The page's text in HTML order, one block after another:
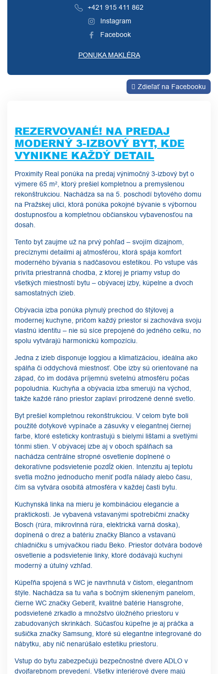
+421 915 411 862
Instagram
Facebook
PONUKA MAKLÉRA
Zdieľať na Facebooku
REZERVOVANÉ! NA PREDAJ
MODERNÝ 3-IZBOVÝ BYT, KDE
VYNIKNE KAŽDÝ DETAIL
Proximity Real ponúka na predaj výnimočný 3-izbový byt o
výmere 65 m², ktorý prešiel kompletnou a premyslenou
rekonštrukciou. Nachádza sa na 5. poschodí bytového domu
na Pražskej ulici, ktorá ponúka pokojné bývanie s výbornou
dostupnosťou a kompletnou občianskou vybavenosťou na
dosah.
Tento byt zaujme už na prvý pohľad – svojím dizajnom,
precíznymi detailmi aj atmosférou, ktorá spája komfort
moderného bývania s nadčasovou estetikou. Po vstupe vás
privíta priestranná chodba, z ktorej je priamy vstup do
všetkých miestností bytu – obývacej izby, kúpelne a dvoch
samostatných izieb.
Obývacia izba ponúka plynulý prechod do štýlovej a
modernej kuchyne, pričom každý priestor si zachováva svoju
vlastnú identitu – nie sú síce prepojené do jedného celku, no
spolu vytvárajú harmonickú kompozíciu.
Jedna z izieb disponuje loggiou a klimatizáciou, ideálna ako
spálňa či oddychová miestnosť. Obe izby sú orientované na
západ, čo im dodáva príjemnú svetelnú atmosféru počas
popoludnia. Kuchyňa a obývacia izba smerujú na východ,
takže každé ráno priestor zaplaví prirodzené denné svetlo.
Byt prešiel kompletnou rekonštrukciou. V celom byte boli
použité dotykové vypínače a zásuvky v elegantnej čiernej
farbe, ktoré esteticky kontrastujú s bielymi lištami a svetlými
tónmi stien. V obývacej izbe aj v oboch spálňach sa
nachádza centrálne stropné osvetlenie doplnené o
dekoratívne podsvietenie pozdĺž okien. Intenzitu aj teplotu
svetla možno jednoducho meniť podľa nálady alebo času,
čím sa vytvára osobitá atmosféra v každej časti bytu.
Kuchynská linka na mieru je kombináciou elegancie a
praktickosti. Je vybavená vstavanými spotrebičmi značky
Bosch (rúra, mikrovlnná rúra, elektrická varná doska),
doplnená o drez a batériu značky Blanco a vstavanú
chladničku s umývačkou riadu Beko. Priestor dotvára bodové
osvetlenie a podsvietenie linky, ktoré dodávajú kuchyni
moderný a útulný vzhľad.
Kúpeľňa spojená s WC je navrhnutá v čistom, elegantnom
štýle. Nachádza sa tu vaňa s bočným skleneným panelom,
čierne WC značky Geberit, kvalitné batérie Hansgrohe,
podsvietené zrkadlo a množstvo úložného priestoru v
zabudovaných skrinkách. Súčasťou kúpeľne je aj práčka a
sušička značky Samsung, ktoré sú elegantne integrované do
nábytku, aby nič nenarúšalo estetiku priestoru.
Vstup do bytu zabezpečujú bezpečnostné dvere ADLO v
dvojfarebnom prevedení. Všetky interiérové dvere majú